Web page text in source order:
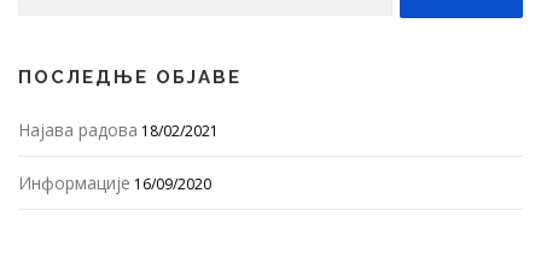
ПОСЛЕДЊЕ ОБЈАВЕ
Најава радова 18/02/2021
Информације 16/09/2020